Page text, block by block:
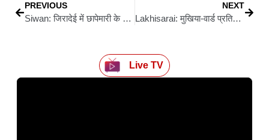
PREVIOUS
Siwan: जिरादेई में छापेमारी के दौरान मुठभेड़, हत्या के वांछित कुख्यात अपराधी राहुल यादव गिरफ्तार
NEXT
Lakhisarai: मुखिया-वार्ड प्रतिनिधि डबल मर्डर केस में बड़ी कामयाबी: दूसरा शूटर मनेर से दबोचा गया
Live TV